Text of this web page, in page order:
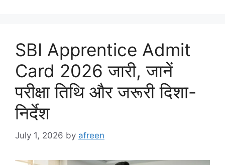
SBI Apprentice Admit
Card 2026 जारी, जानें
परीक्षा तिथि और जरूरी दिशा-
निर्देश
July 1, 2026 by afreen